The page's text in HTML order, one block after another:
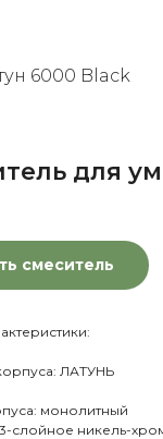
6000 Black
для
смеситель
ЛАТУНЬ
монолитный
слойное никель-